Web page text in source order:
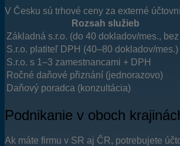
V Česku sú trhové ceny za externé
Rozsah služieb
Základná s.r.o. (do 40 dokladov/mes.,
S.r.o. platiteľ DPH (40–80 dokladov/mes.)
S.r.o. s 1–3 zamestnancami + DPH
Ročné daňové přiznání (jednorazovo)
Daňový poradca (konzultácia)
Podnikanie v oboch
Ak máte firmu v SR aj ČR, potrebujete